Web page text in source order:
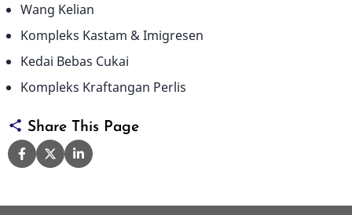
Wang Kelian
Kompleks Kastam & Imigresen
Kedai Bebas Cukai
Kompleks Kraftangan Perlis
Share This Page